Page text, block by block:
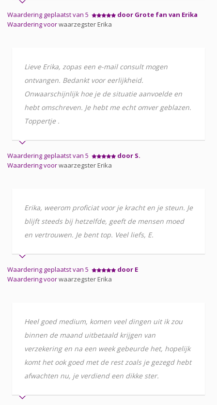
Waardering geplaatst van 5
door Grote fan van Erika
Waardering voorwaarzegster Erika
Lieve Erika, zopas een e-mail consult mogen
ontvangen. Bedankt voor eerlijkheid.
Onwaarschijnlijk hoe je de situatie aanvoelde en
hebt omschreven. Je hebt me echt omver geblazen.
Toppertje .
Waardering geplaatst van 5
door S.
Waardering voorwaarzegster Erika
Erika, weerom proficiat voor je kracht en je steun. Je
blijft steeds bij hetzelfde, geeft de mensen moed
en vertrouwen. Je bent top. Veel liefs, E.
Waardering geplaatst van 5
door E
Waardering voorwaarzegster Erika
Heel goed medium, komen veel dingen uit ik zou
binnen de maand uitbetaald krijgen van
verzekering en na een week gebeurde het, hopelijk
komt het ook goed met de rest zoals je gezegd hebt
afwachten nu, je verdiend een dikke ster.